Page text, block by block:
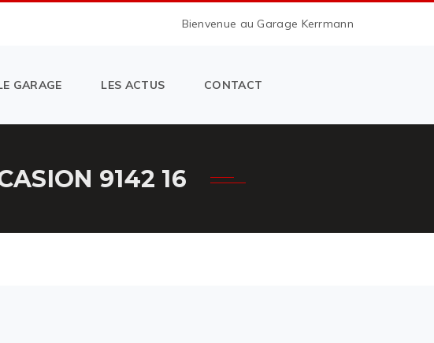
Bienvenue au Garage Kerrmann
GARAGE LES ACTUS CONTACT
9142 16